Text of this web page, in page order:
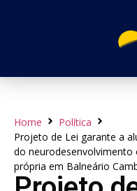
Home
Política
Projeto de Lei garante a
do
própria em Balneário